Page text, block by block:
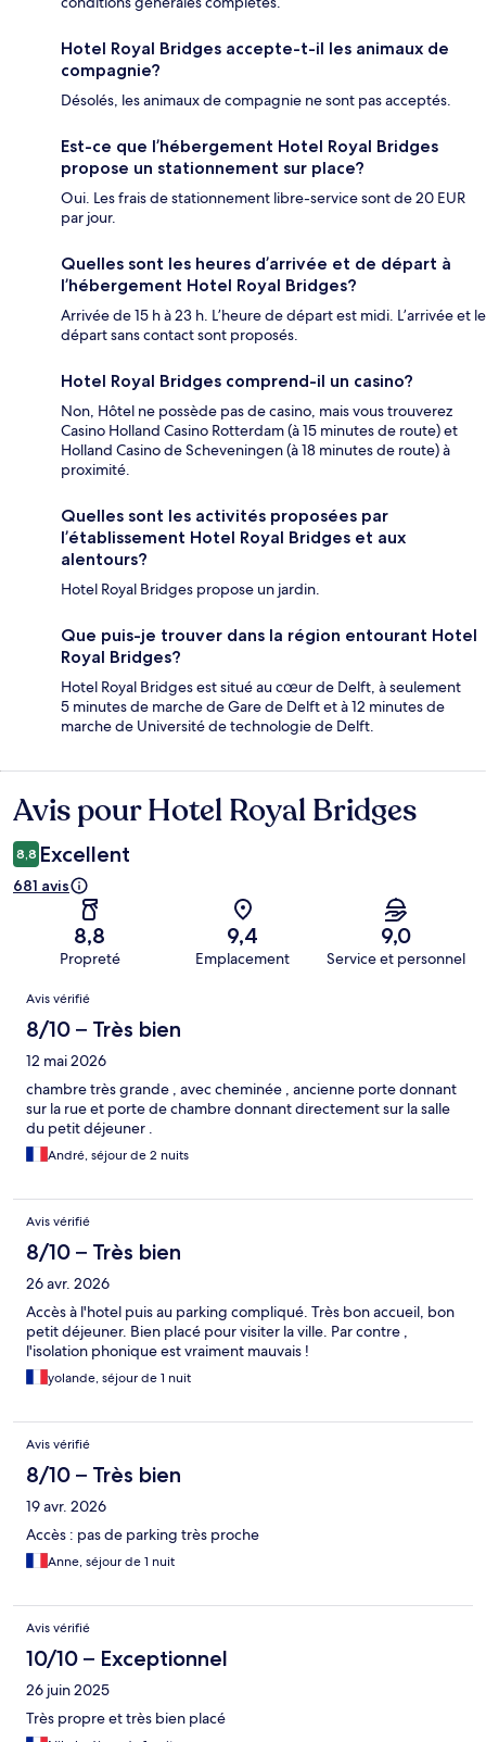
Hotel Royal Bridges accepte-t-il les animaux de
compagnie?
Désolés, les animaux de compagnie ne sont pas acceptés.
Est-ce que l’hébergement Hotel Royal Bridges
propose un stationnement sur place?
Oui. Les frais de stationnement libre-service sont de 20 EUR
par jour.
Quelles sont les heures d’arrivée et de départ à
l’hébergement Hotel Royal Bridges?
Arrivée de 15 h à 23 h. L’heure de départ est midi. L’arrivée et le
départ sans contact sont proposés.
Hotel Royal Bridges comprend-il un casino?
Non, Hôtel ne possède pas de casino, mais vous trouverez
Casino Holland Casino Rotterdam (à 15 minutes de route) et
Holland Casino de Scheveningen (à 18 minutes de route) à
proximité.
Quelles sont les activités proposées par
l’établissement Hotel Royal Bridges et aux
alentours?
Hotel Royal Bridges propose un jardin.
Que puis-je trouver dans la région entourant Hotel
Royal Bridges?
Hotel Royal Bridges est situé au cœur de Delft, à seulement
5 minutes de marche de Gare de Delft et à 12 minutes de
marche de Université de technologie de Delft.
Avis
Avis pour Hotel Royal Bridges
8,8 Excellent
681 avis
8,8
Propreté
9,4
Emplacement
9,0
Service et personnel
Avis
Avis vérifié
8/10 – Très bien
12 mai 2026
chambre très grande , avec cheminée , ancienne porte donnant
sur la rue et porte de chambre donnant directement sur la salle
du petit déjeuner .
André, séjour de 2 nuits
Avis vérifié
8/10 – Très bien
26 avr. 2026
Accès à l'hotel puis au parking compliqué. Très bon accueil, bon
petit déjeuner. Bien placé pour visiter la ville. Par contre ,
l'isolation phonique est vraiment mauvais !
yolande, séjour de 1 nuit
Avis vérifié
8/10 – Très bien
19 avr. 2026
Accès : pas de parking très proche
Anne, séjour de 1 nuit
Avis vérifié
10/10 – Exceptionnel
26 juin 2025
Très propre et très bien placé